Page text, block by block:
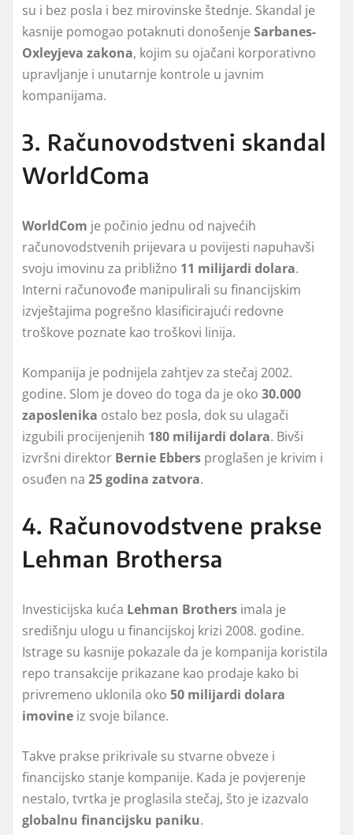
su i bez posla i bez mirovinske štednje. Skandal je
kasnije pomogao potaknuti donošenje Sarbanes-
Oxleyjeva zakona, kojim su ojačani korporativno
upravljanje i unutarnje kontrole u javnim
kompanijama.
3. Računovodstveni skandal
WorldComa
WorldCom je počinio jednu od najvećih
računovodstvenih prijevara u povijesti napuhavši
svoju imovinu za približno 11 milijardi dolara.
Interni računovođe manipulirali su financijskim
izvještajima pogrešno klasificirajući redovne
troškove poznate kao troškovi linija.
Kompanija je podnijela zahtjev za stečaj 2002.
godine. Slom je doveo do toga da je oko 30.000
zaposlenika ostalo bez posla, dok su ulagači
izgubili procijenjenih 180 milijardi dolara. Bivši
izvršni direktor Bernie Ebbers proglašen je krivim i
osuđen na 25 godina zatvora.
4. Računovodstvene prakse
Lehman Brothersa
Investicijska kuća Lehman Brothers imala je
središnju ulogu u financijskoj krizi 2008. godine.
Istrage su kasnije pokazale da je kompanija koristila
repo transakcije prikazane kao prodaje kako bi
privremeno uklonila oko 50 milijardi dolara
imovine iz svoje bilance.
Takve prakse prikrivale su stvarne obveze i
financijsko stanje kompanije. Kada je povjerenje
nestalo, tvrtka je proglasila stečaj, što je izazvalo
globalnu financijsku paniku.